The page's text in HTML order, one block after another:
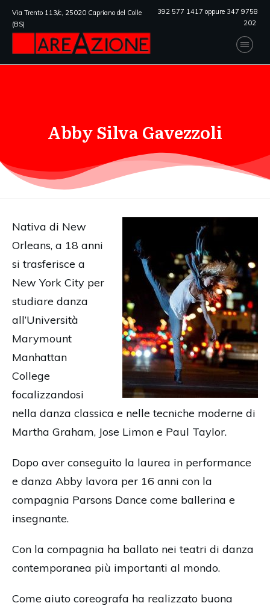
Via Trento 113/c, 25020 Capriano del Colle
(BS)
392 577 1417 oppure 347 9758
202
Abby Silva Gavezzoli
Nativa di New
Orleans, a 18 anni
si trasferisce a
New York City per
studiare danza
all’Università
Marymount
Manhattan
College
focalizzandosi
nella danza classica e nelle tecniche moderne di
Martha Graham, Jose Limon e Paul Taylor.
Dopo aver conseguito la laurea in performance
e danza Abby lavora per 16 anni con la
compagnia Parsons Dance come ballerina e
insegnante.
Con la compagnia ha ballato nei teatri di danza
contemporanea più importanti al mondo.
Come aiuto coreografa ha realizzato buona